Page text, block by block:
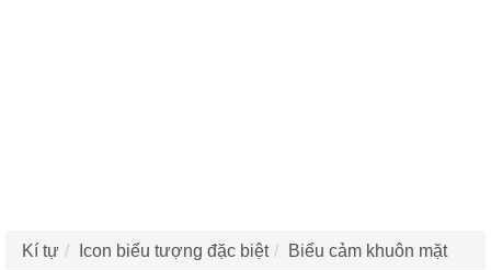
Kí tự Icon biểu tượng đặc biệt Biểu cảm khuôn mặt